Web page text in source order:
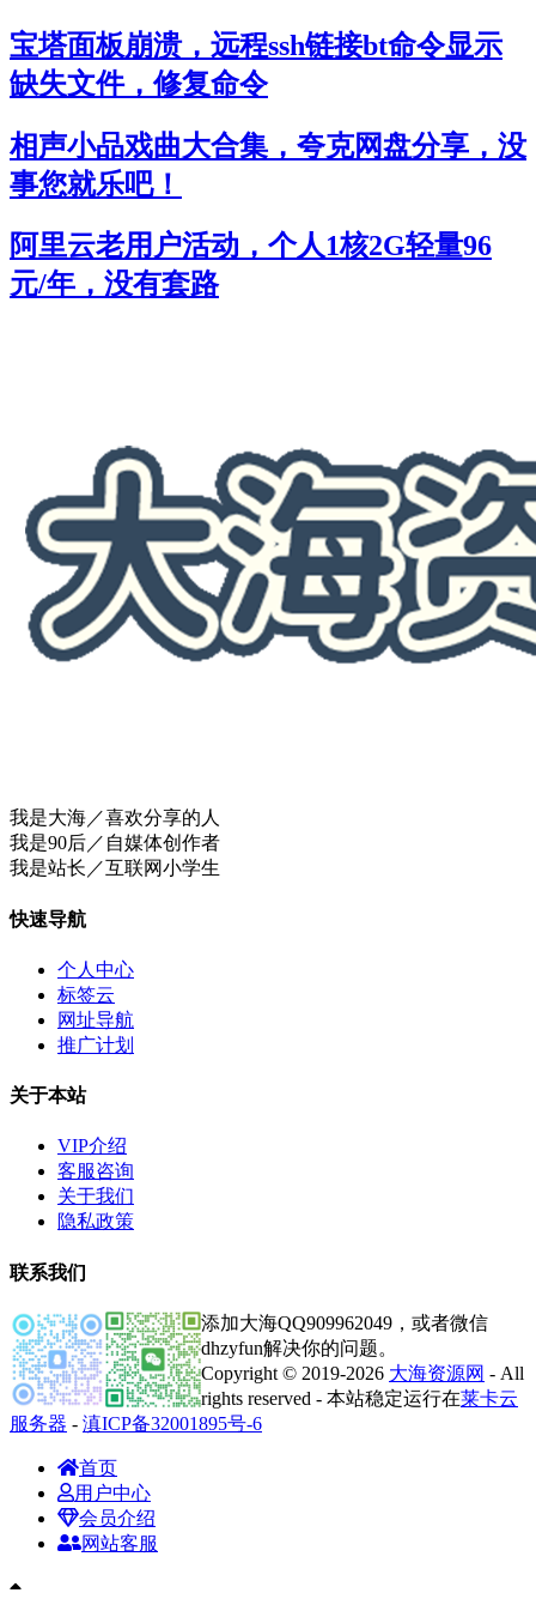
宝塔面板崩溃，远程ssh链接bt命令显示
缺失文件，修复命令
相声小品戏曲大合集，夸克网盘分享，没
事您就乐吧！
阿里云老用户活动，个人1核2G轻量96
元/年，没有套路
我是大海／喜欢分享的人
我是90后／自媒体创作者
我是站长／互联网小学生
快速导航
个人中心
标签云
网址导航
推广计划
关于本站
VIP介绍
客服咨询
关于我们
隐私政策
联系我们
添加大海QQ909962049，或者微信
dhzyfun解决你的问题。
Copyright © 2019-2026 大海资源网 - All
rights reserved - 本站稳定运行在莱卡云
服务器 - 滇ICP备32001895号-6
首页
用户中心
会员介绍
网站客服